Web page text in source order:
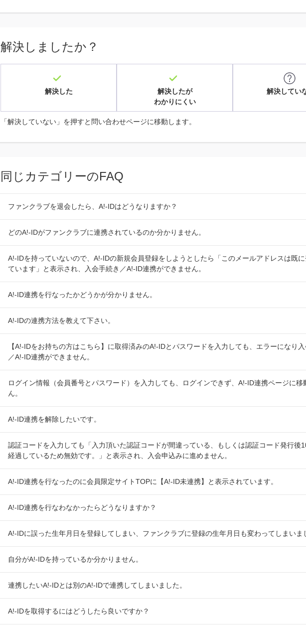
解決しましたか？
解決した
解決したが
わかりにくい
解決してい
「解決していない」を押すと問い合わせページに移動します。
同じカテゴリーのFAQ
ファンクラブを退会したら、A!-IDはどうなりますか？
どのA!-IDがファンクラブに連携されているのか分かりません。
A!-IDを持っていないので、A!-IDの新規会員登録をしようとしたら「このメールアドレスは既
ています」と表示され、入会手続き／A!-ID連携ができません。
A!-ID連携を行なったかどうかが分かりません。
A!-IDの連携方法を教えて下さい。
【A!-IDをお持ちの方はこちら】に取得済みのA!-IDとパスワードを入力しても、エラーになり入
／A!-ID連携ができません。
ログイン情報（会員番号とパスワード）を入力しても、ログインできず、A!-ID連携ページに移
ん。
A!-ID連携を解除したいです。
認証コードを入力しても「入力頂いた認証コードが間違っている、もしくは認証コード発行後
経過しているため無効です。」と表示され、入会申込みに進めません。
A!-ID連携を行なったのに会員限定サイトTOPに【A!-ID未連携】と表示されています。
A!-ID連携を行なわなかったらどうなりますか？
A!-IDに誤った生年月日を登録してしまい、ファンクラブに登録の生年月日も変わってしまいま
自分がA!-IDを持っているか分かりません。
連携したいA!-IDとは別のA!-IDで連携してしまいました。
A!-IDを取得するにはどうしたら良いですか？